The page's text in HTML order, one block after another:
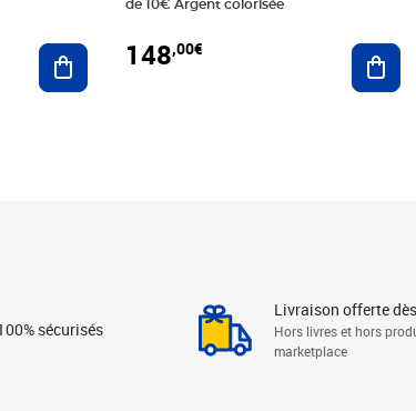
Ajouter au panier
de 10€ Argent colorisée
148,00€
sécurisés
Livraison offerte
Hors livres et hors
marketplace